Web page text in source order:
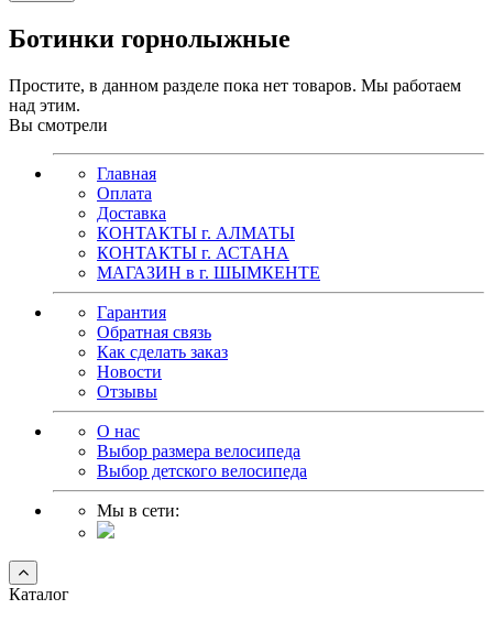
Ботинки горнолыжные
Простите, в данном разделе пока нет товаров. Мы работаем
над этим.
Вы смотрели
Главная
Оплата
Доставка
КОНТАКТЫ г. АЛМАТЫ
КОНТАКТЫ г. АСТАНА
МАГАЗИН в г. ШЫМКЕНТЕ
Гарантия
Обратная связь
Как сделать заказ
Новости
Отзывы
О нас
Выбор размера велосипеда
Выбор детского велосипеда
Мы в сети:
Каталог